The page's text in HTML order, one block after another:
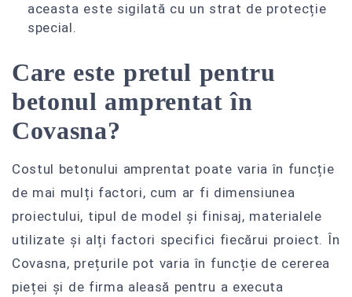
aceasta este sigilată cu un strat de protecție
special.
Care este pretul pentru
betonul amprentat în
Covasna?
Costul betonului amprentat poate varia în funcție
de mai mulți factori, cum ar fi dimensiunea
proiectului, tipul de model și finisaj, materialele
utilizate și alți factori specifici fiecărui proiect. În
Covasna, prețurile pot varia în funcție de cererea
pieței și de firma aleasă pentru a executa